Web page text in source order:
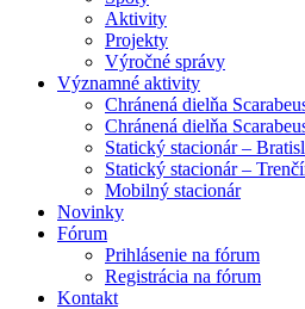
Aktivity
Projekty
Výročné správy
Významné aktivity
Chránená dielňa
Chránená dielňa
Statický stacionár –
Statický stacionár –
Mobilný stacionár
Novinky
Fórum
Prihlásenie na fórum
Registrácia na fórum
Kontakt